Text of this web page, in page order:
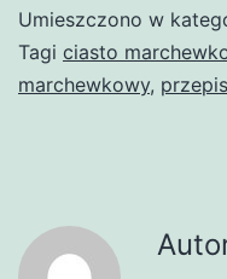
Umieszczono w
Tagi ciasto
marchewkowy,